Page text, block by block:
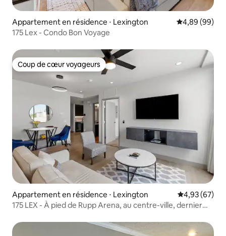
Appartement en résidence ⋅ Lexington Évaluation
4,89 (99)
175 Lex - Condo Bon Voyage
Coup de cœur voyageurs
Coup de cœur voyageurs
Appartement en résidence ⋅ Lexington Évaluation
4,93 (67)
175 LEX - À pied de Rupp Arena, au centre-ville, dernier